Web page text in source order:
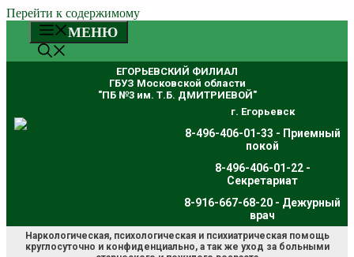
Перейти к содержимому
МЕНЮ
ЕГОРЬЕВСКИЙ ФИЛИАЛ
ГБУЗ Московской области
"ПБ №3 им. Т.Б. ДМИТРИЕВОЙ"
г. Егорьевск
8-496-406-01-33 - Приемный
покой
8-496-406-01-22 -
Секретариат
8-916-667-68-20 - Дежурный
врач
Наркологическая, психологическая и психиатрическая помощь
круглосуточно и конфиденциально, а так же уход за больными